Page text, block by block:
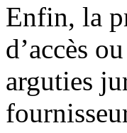
Enfin, la
d’accès
arguties